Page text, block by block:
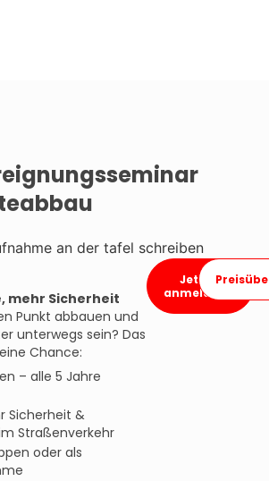
mehr Sicherheit
Punkt abbauen und
unterwegs sein? Das
Chance:
– alle 5 Jahre
Sicherheit &
Straßenverkehr
oder als
Jetzt
anmelden